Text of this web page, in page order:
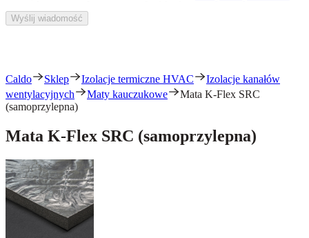
Wyślij wiadomość
Caldo Sklep Izolacje termiczne HVAC
Izolacje kanałów
wentylacyjnych
Maty kauczukowe
Mata K-Flex SRC
(samoprzylepna)
Mata K-Flex SRC (samoprzylepna)